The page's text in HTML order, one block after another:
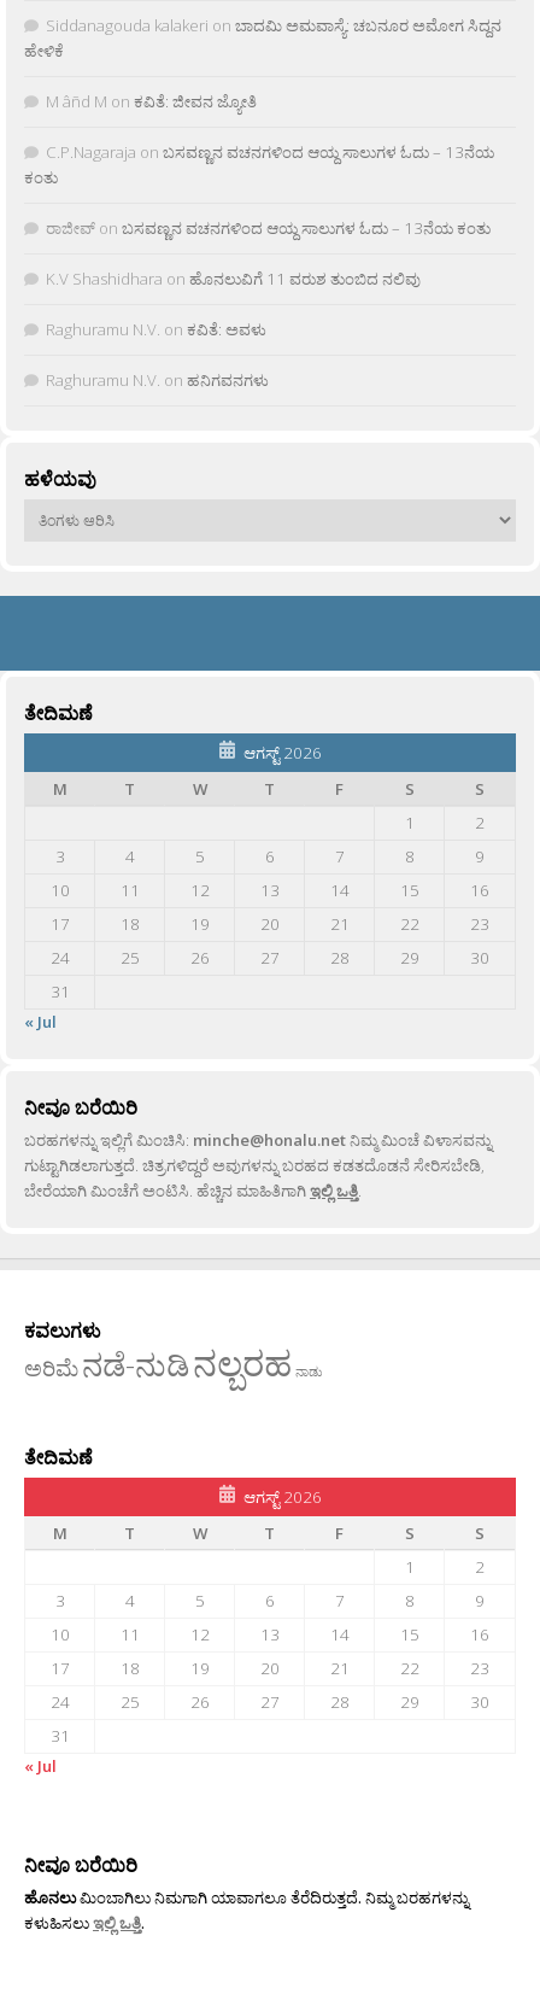
Siddanagouda kalakeri on ಬಾದಮಿ ಅಮವಾಸ್ಯೆ: ಚಬನೂರ ಅಮೋಗ ಸಿದ್ದನ
ಹೇಳಿಕೆ
M âñd M on ಕವಿತೆ: ಜೀವನ ಜ್ಯೋತಿ
C.P.Nagaraja on ಬಸವಣ್ಣನ ವಚನಗಳಿಂದ ಆಯ್ದ ಸಾಲುಗಳ ಓದು – 13ನೆಯ
ಕಂತು
ರಾಜೀವ್ on ಬಸವಣ್ಣನ ವಚನಗಳಿಂದ ಆಯ್ದ ಸಾಲುಗಳ ಓದು – 13ನೆಯ ಕಂತು
K.V Shashidhara on ಹೊನಲುವಿಗೆ 11 ವರುಶ ತುಂಬಿದ ನಲಿವು
Raghuramu N.V. on ಕವಿತೆ: ಅವಳು
Raghuramu N.V. on ಹನಿಗವನಗಳು
ಹಳೆಯವು
ಹಳೆಯವು
ತೇದಿಮಣೆ
ಆಗಸ್ಟ್ 2026
M
T W T F S
S
1
2
3
4 5 6 7 8
9
10
11 12 13 14 15
16
17
18 19 20 21 22
23
24
25 26 27 28 29
30
31
« Jul
ನೀವೂ ಬರೆಯಿರಿ
ಬರಹಗಳನ್ನು ಇಲ್ಲಿಗೆ ಮಿಂಚಿಸಿ: minche@honalu.netನಿಮ್ಮ ಮಿಂಚೆ ವಿಳಾಸವನ್ನು
ಗುಟ್ಟಾಗಿಡಲಾಗುತ್ತದೆ. ಚಿತ್ರಗಳಿದ್ದರೆ ಅವುಗಳನ್ನು ಬರಹದ ಕಡತದೊಡನೆ ಸೇರಿಸಬೇಡಿ,
ಬೇರೆಯಾಗಿ ಮಿಂಚೆಗೆ ಅಂಟಿಸಿ. ಹೆಚ್ಚಿನ ಮಾಹಿತಿಗಾಗಿಇಲ್ಲಿ ಒತ್ತಿ.
ಕವಲುಗಳು
ಅರಿಮೆನಡೆ-ನುಡಿನಲ್ಬರಹ ನಾಡು
ತೇದಿಮಣೆ
ಆಗಸ್ಟ್ 2026
M
T W T F S
S
1
2
3
4 5 6 7 8
9
10
11 12 13 14 15
16
17
18 19 20 21 22
23
24
25 26 27 28 29
30
31
« Jul
ನೀವೂ ಬರೆಯಿರಿ
ಹೊನಲುಮಿಂಬಾಗಿಲು ನಿಮಗಾಗಿ ಯಾವಾಗಲೂ ತೆರೆದಿರುತ್ತದೆ. ನಿಮ್ಮ ಬರಹಗಳನ್ನು
ಕಳುಹಿಸಲುಇಲ್ಲಿ ಒತ್ತಿ.